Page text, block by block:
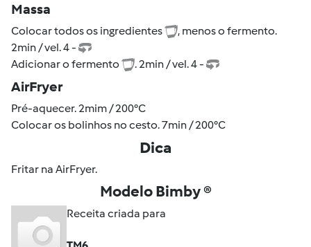
Massa
Colocar todos os ingredientes
, menos o fermento.
2min / vel. 4 -
Adicionar o fermento
. 2min / vel. 4 -
AirFryer
Pré-aquecer. 2mim / 200°C
Colocar os bolinhos no cesto. 7min / 200°C
Dica
Fritar na AirFryer.
Modelo Bimby ®
Receita criada para